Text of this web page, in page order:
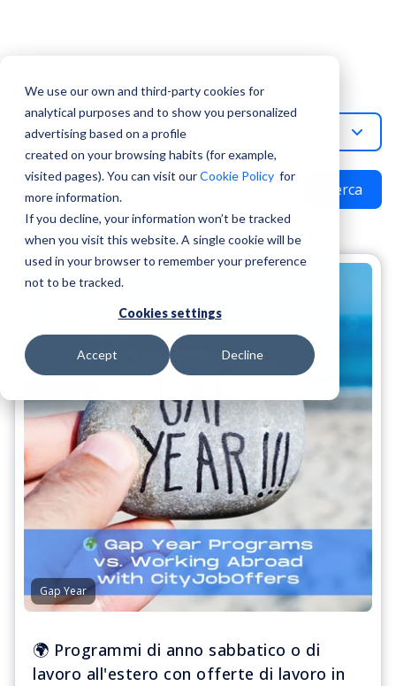
We use our own and third-party cookies for
analytical purposes and to show you personalized
advertising based on a profile
created on your browsing habits (for example,
visited pages). You can visit ourCookie Policy for
more information.
If you decline, your information won’t be tracked
when you visit this website. A single cookie will be
used in your browser to remember your preference
not to be tracked.
Cookies settings
Accept Decline
Gap Year
Gap-Year
Cerca
Gap Year
🌍 Programmi di anno sabbatico o di
lavoro all'estero con offerte di lavoro in